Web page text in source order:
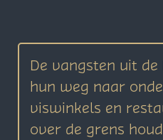
De vangsten uit
hun weg naar
viswinkels en
over de grens